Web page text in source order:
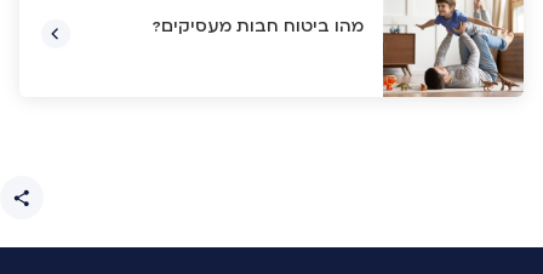
מהו ביטוח חבות מעסיקים?